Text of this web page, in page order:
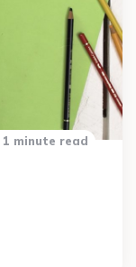
1 minute read